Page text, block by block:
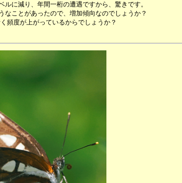
ルに減り、年間一桁の遭遇ですから、驚きです。
なことがあったので、増加傾向なのでしょうか？
頻度が上がっているからでしょうか？